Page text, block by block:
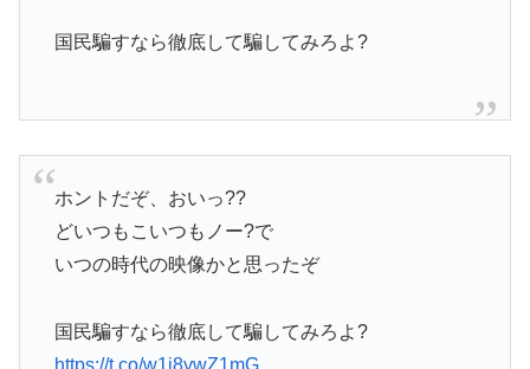
国民騙すなら徹底して騙してみろよ?
ホントだぞ、おいっ??
どいつもこいつもノー?で
いつの時代の映像かと思ったぞ
国民騙すなら徹底して騙してみろよ?
https://t.co/w1i8ywZ1mG